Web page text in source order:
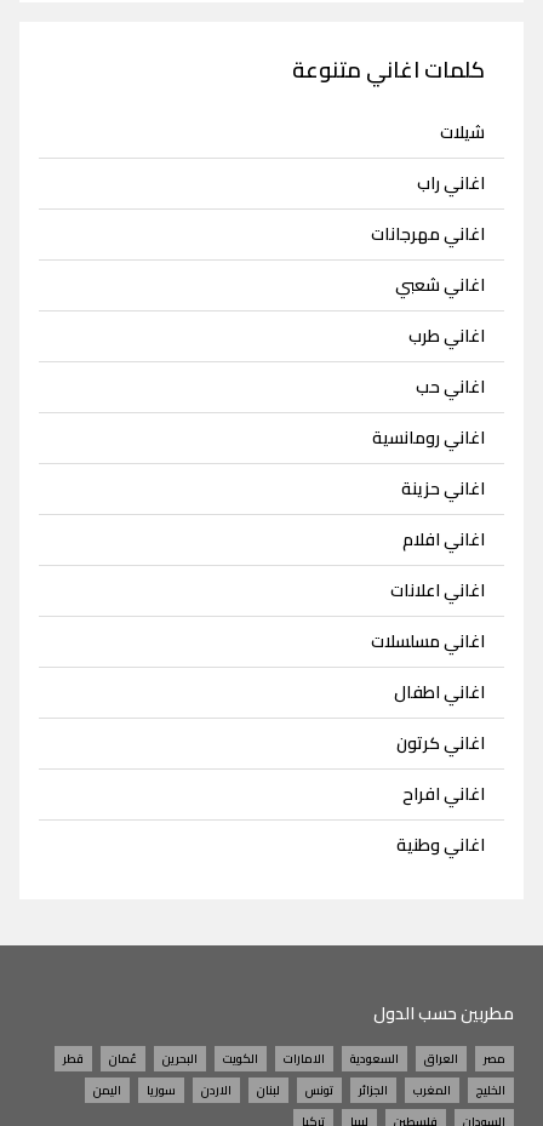
كلمات اغاني متنوعة
شيلات
اغاني راب
اغاني مهرجانات
اغاني شعبي
اغاني طرب
اغاني حب
اغاني رومانسية
اغاني حزينة
اغاني افلام
اغاني اعلانات
اغاني مسلسلات
اغاني اطفال
اغاني كرتون
اغاني افراح
اغاني وطنية
مطربين حسب الدول
مصر العراق السعودية الامارات الكويت البحرين عُمان
قطر
الخليج
المغرب الجزائر تونس لبنان الاردن سوريا
اليمن